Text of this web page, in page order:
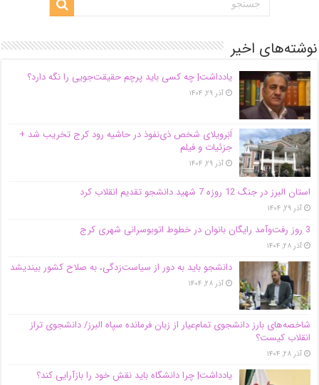
نوشته‌های اخیر
یادداشت| ‌چه کسی باید پرچم حقیقت‌جویی را نگه دارد؟
آذر ۲۹, ۱۴۰۴
اَبَر‌ویلای شخص ذی‌نفوذ در حاشیه‌ رود کرج تخریب شد +
جزئیات و فیلم
آذر ۲۹, ۱۴۰۴
استان البرز در جنگ 12 روزه 7 شهید دانشجو تقدیم انقلاب کرد
آذر ۲۹, ۱۴۰۴
3 روز رفت‌وآمد رایگان بانوان در خطوط اتوبوسرانی شهری کرج
آذر ۲۸, ۱۴۰۴
دانشجو باید به دور از سیاست‌زدگی، به صلاح کشور بیندیشد
آذر ۲۸, ۱۴۰۴
شاخصه‌های بارز دانشجوی تمام‌عیار از زبان فرمانده سپاه البرز/ دانشجوی تراز
انقلاب کیست؟
آذر ۲۸, ۱۴۰۴
یادداشت| چرا دانشگاه باید نقش خود را بازآرایی کند؟